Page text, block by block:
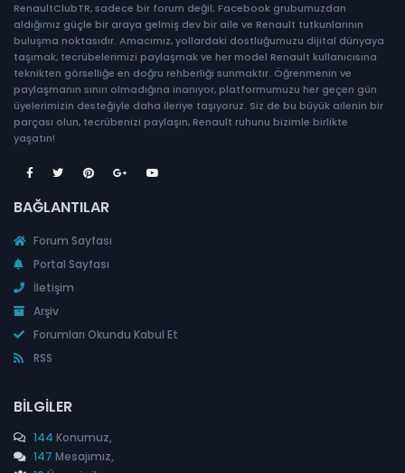
RenaultClubTR, sadece bir forum değil; Facebook grubumuzdan
aldığımız güçle bir araya gelmiş dev bir aile ve Renault tutkunlarının
buluşma noktasıdır. Amacımız, yollardaki dostluğumuzu dijital dünyaya
taşımak, tecrübelerimizi paylaşmak ve her model Renault kullanıcısına
teknikten görselliğe en doğru rehberliği sunmaktır. Öğrenmenin ve
paylaşmanın sınırı olmadığına inanıyor, platformumuzu her geçen gün
üyelerimizin desteğiyle daha ileriye taşıyoruz. Siz de bu büyük ailenin bir
parçası olun, tecrübenizi paylaşın, Renault ruhunu bizimle birlikte
yaşatın!
BAĞLANTILAR
Forum Sayfası
Portal Sayfası
İletişim
Arşiv
Forumları Okundu Kabul Et
RSS
BILGILER
144 Konumuz,
147 Mesajımız,